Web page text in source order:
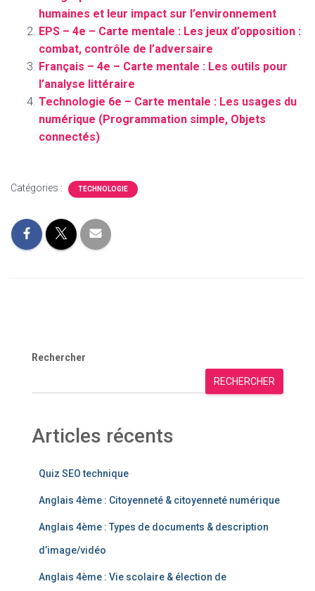
humaines et leur impact sur l’environnement
EPS – 4e – Carte mentale : Les jeux d’opposition :
combat, contrôle de l’adversaire
Français – 4e – Carte mentale : Les outils pour
l’analyse littéraire
Technologie 6e – Carte mentale : Les usages du
numérique (Programmation simple, Objets
connectés)
Catégories : TECHNOLOGIE
Rechercher
RECHERCHER
Articles récents
Quiz SEO technique
Anglais 4ème : Citoyenneté & citoyenneté numérique
Anglais 4ème : Types de documents & description
d’image/vidéo
Anglais 4ème : Vie scolaire & élection de